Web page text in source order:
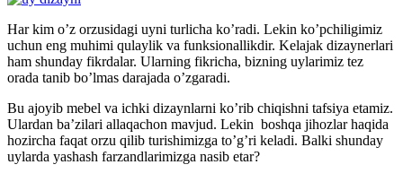
Har kim o’z orzusidagi uyni turlicha ko’radi. Lekin ko’pchiligimiz
uchun eng muhimi qulaylik va funksionallikdir. Kelajak dizaynerlari
ham shunday fikrdalar. Ularning fikricha, bizning uylarimiz tez
orada tanib bo’lmas darajada o’zgaradi.
Bu ajoyib mebel va ichki dizaynlarni ko’rib chiqishni tafsiya etamiz.
Ulardan ba’zilari allaqachon mavjud. Lekin boshqa jihozlar haqida
hozircha faqat orzu qilib turishimizga to’g’ri keladi. Balki shunday
uylarda yashash farzandlarimizga nasib etar?